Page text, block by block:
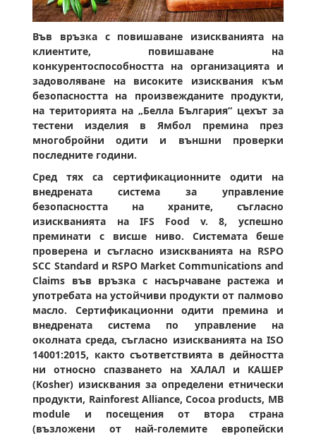
Във връзка с повишаване изискванията на
клиентите, повишаване на
конкурентоспособността на организацията и
задоволяване на високите изисквания към
безопасността на произвежданите продукти,
на територията на „Белла България“ цехът за
тестени изделия в Ямбол премина през
многобройни одити и външни проверки
последните години.
Сред тях са сертификационните одити на
внедрената система за управление
безопасността на храните, съгласно
изискванията на IFS Food v. 8, успешно
преминати с висше ниво. Системата беше
проверена и съгласно изискванията на RSPO
SCC Standard и RSPO Market Communications and
Claims във връзка с насърчаване растежа и
употребата на устойчиви продукти от палмово
масло. Сертификационни одити премина и
внедрената система по управление на
околната среда, съгласно изискванията на ISO
14001:2015, както съответствията в дейността
ни относно спазването на ХАЛАЛ и КАШЕР
(Kosher) изисквания за определени етнически
продукти, Rainforest Alliance, Cocoa products, MB
module и посещения от втора страна
(възложени от най-големите европейски